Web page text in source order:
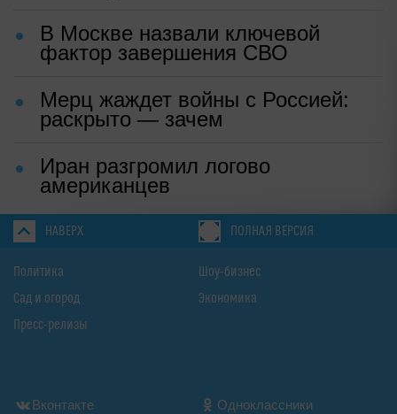
В Москве назвали ключевой
фактор завершения СВО
Мерц жаждет войны с Россией:
раскрыто — зачем
Иран разгромил логово
американцев
НАВЕРХ ПОЛНАЯ ВЕРСИЯ
Политика
Сад и огород
Пресс-релизы
Шоу-бизнес
Экономика
Вконтакте
Одноклассники